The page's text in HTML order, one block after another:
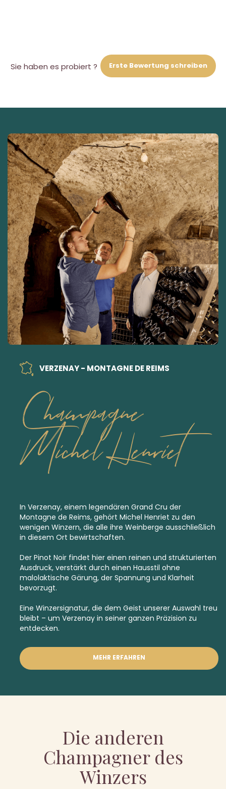
Sie haben es probiert ? Erste Bewertung schreiben
VERZENAY - MONTAGNE DE REIMS
Champagne
Michel Henriet
In Verzenay, einem legendären Grand Cru der
Montagne de Reims, gehört Michel Henriet zu den
wenigen Winzern, die alle ihre Weinberge ausschließlich
in diesem Ort bewirtschaften.
Der Pinot Noir findet hier einen reinen und strukturierten
Ausdruck, verstärkt durch einen Hausstil ohne
malolaktische Gärung, der Spannung und Klarheit
bevorzugt.
Eine Winzersignatur, die dem Geist unserer Auswahl treu
bleibt – um Verzenay in seiner ganzen Präzision zu
entdecken.
MEHR ERFAHREN
Die anderen
Champagner des
Winzers